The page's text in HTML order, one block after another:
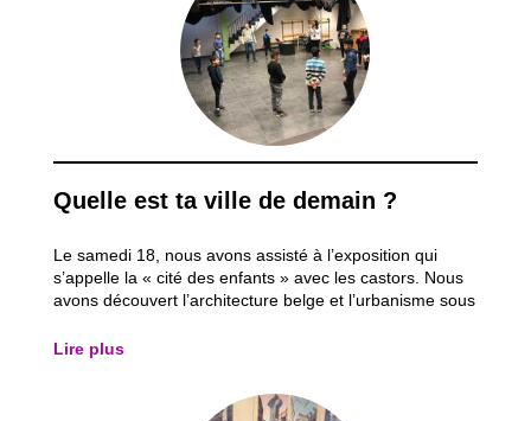
Quelle est ta ville de demain ?
Le samedi 18, nous avons assisté à l’exposition qui
s’appelle la « cité des enfants » avec les castors. Nous
avons découvert l’architecture belge et l’urbanisme sous
connaissance de Marcel et Jeanne qui sont frères et
Lire plus